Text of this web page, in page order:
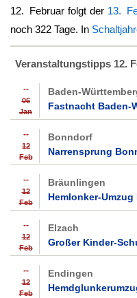
12. Februar folgt der 13.
noch 322 Tage. In
Veranstaltungstipps 12.
--
06
Jan
Baden-
Fastnacht Baden-
--
12
Feb
Bonndorf
Narrensprung
--
12
Feb
Bräunlingen
Hemlonker-
--
12
Feb
Elzach
Großer Kinder-
--
12
Feb
Endingen